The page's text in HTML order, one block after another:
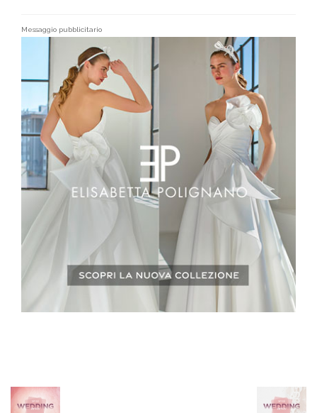
Messaggio pubblicitario